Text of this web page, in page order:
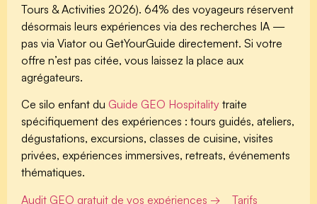
Tours & Activities 2026). 64% des voyageurs réservent
désormais leurs expériences via des recherches IA —
pas via Viator ou GetYourGuide directement. Si votre
offre n’est pas citée, vous laissez la place aux
agrégateurs.
Ce silo enfant du Guide GEO Hospitality traite
spécifiquement des expériences : tours guidés, ateliers,
dégustations, excursions, classes de cuisine, visites
privées, expériences immersives, retreats, événements
thématiques.
Audit GEO gratuit de vos expériences →
Tarifs